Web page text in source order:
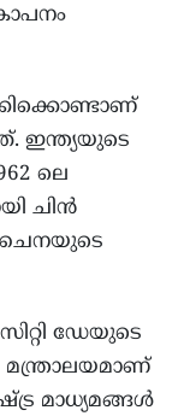
ഇന്ത്യയുടെ
ലെ
ചിന്‍
ഡേയുടെ
മാധ്യമങ്ങള്‍